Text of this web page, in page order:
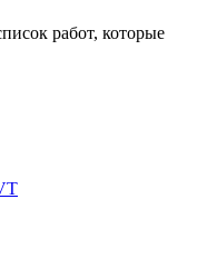
работ, которые